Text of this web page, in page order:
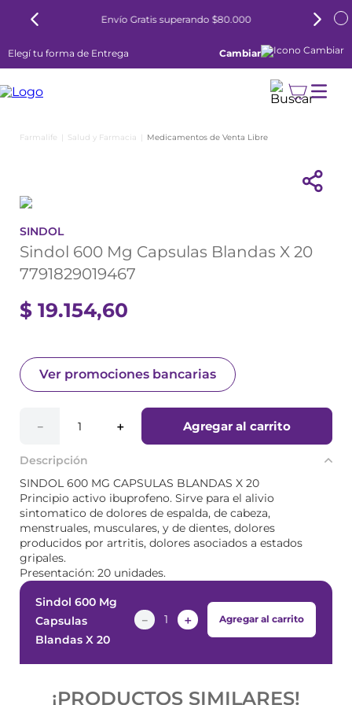
Envío Gratis superando $80.000
Elegí tu forma de Entrega Cambiar
Salud y Farmacia Medicamentos de Venta Libre
SINDOL
Sindol 600 Mg Capsulas Blandas X 20
7791829019467
$ 19.154,60
Ver promociones bancarias
＋
－ Agregar al carrito
Descripción
SINDOL 600 MG CAPSULAS BLANDAS X 20
Principio activo ibuprofeno. Sirve para el alivio
sintomatico de dolores de espalda, de cabeza,
menstruales, musculares, y de dientes, dolores
producidos por artritis, dolores asociados a estados
gripales.
Presentación: 20 unidades.
Sindol 600 Mg
Capsulas
Blandas X 20
＋
－ Agregar al carrito
¡PRODUCTOS SIMILARES!